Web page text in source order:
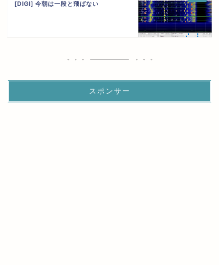
[DIGI] 今朝は一段と飛ばない
スポンサー